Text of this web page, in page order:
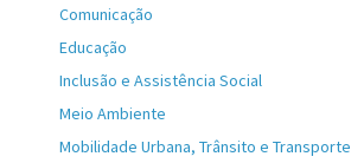
Comunicação
Educação
Inclusão e Assistência Social
Meio Ambiente
Mobilidade Urbana, Trânsito e Transporte